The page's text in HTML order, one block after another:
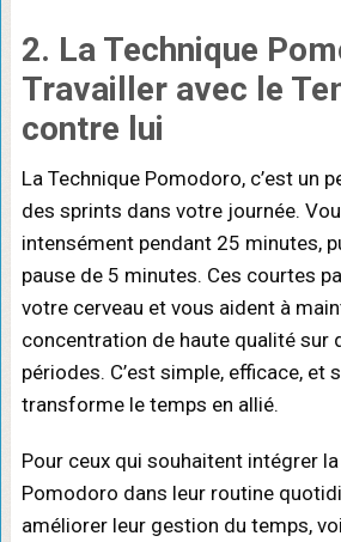
2. La Technique
Travailler avec le
contre lui
La Technique Pomodoro, c’est un
des sprints dans votre journée.
intensément pendant 25 minutes,
pause de 5 minutes. Ces courtes
votre cerveau et vous aident à
concentration de haute qualité sur
périodes. C’est simple, efficace, et
transforme le temps en allié.
Pour ceux qui souhaitent intégrer
Pomodoro dans leur routine
améliorer leur gestion du temps,